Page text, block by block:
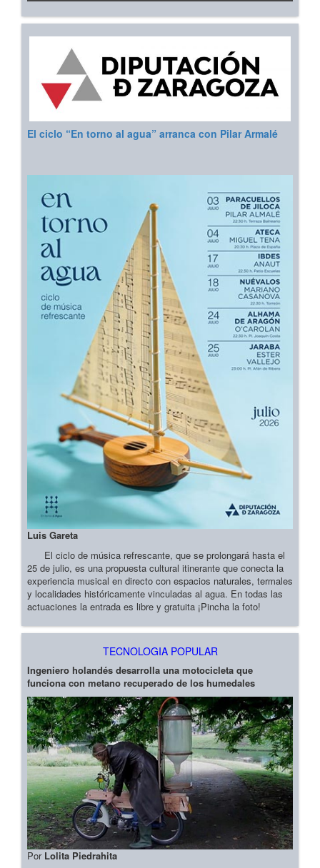
El ciclo “En torno al agua” arranca con Pilar Armalé
Luis Gareta
El ciclo de música refrescante, que se prolongará hasta el
25 de julio, es una propuesta cultural itinerante que conecta la
experiencia musical en directo con espacios naturales, termales
y localidades históricamente vinculadas al agua. En todas las
actuaciones la entrada es libre y gratuita ¡Pincha la foto!
TECNOLOGIA POPULAR
Ingeniero holandés desarrolla una motocicleta que
funciona con metano recuperado de los humedales
Por Lolita Piedrahita